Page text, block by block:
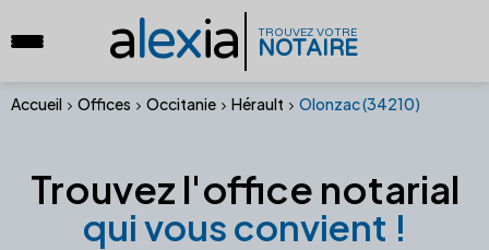
alexia TROUVEZ VOTRE
NOTAIRE
Accueil Offices Occitanie Hérault Olonzac (34210)
Trouvez l'office notarial
qui vous convient !